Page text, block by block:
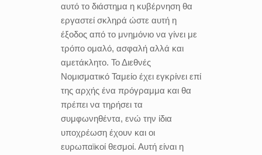
αυτό το διάστημα η κυβέρνηση θα
εργαστεί σκληρά ώστε αυτή η
έξοδος από το μνημόνιο να γίνει με
τρόπο ομαλό, ασφαλή αλλά και
αμετάκλητο. Το Διεθνές
Νομισματικό Ταμείο έχει εγκρίνει επί
της αρχής ένα πρόγραμμα και θα
πρέπει να τηρήσει τα
συμφωνηθέντα, ενώ την ίδια
υποχρέωση έχουν και οι
ευρωπαϊκοί θεσμοί. Αυτή είναι η